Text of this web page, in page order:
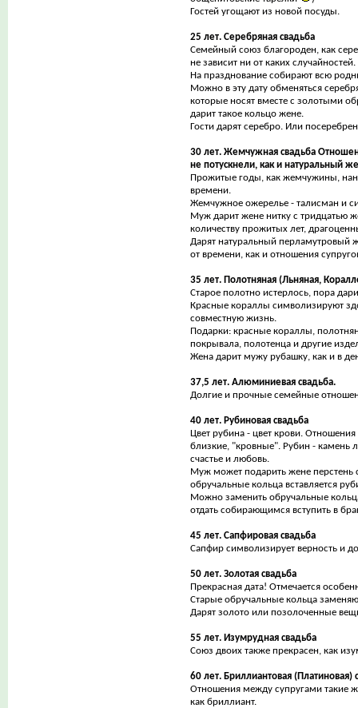
Гостей угощают из новой посуды.
25 лет. Серебряная свадьба
Семейный союз благороден, как
не зависит ни от каких случайностей.
На празднование собирают всю
Можно в эту дату обменяться
которые носят вместе с золотыми
дарит такое кольцо жене.
Гости дарят серебро. Или
30 лет. Жемчужная свадьба
не потускнели, как и натуральный
Прожитые годы, как жемчужины,
времени.
Жемчужное ожерелье - талисман и
Муж дарит жене нитку с тридцатью
количеству прожитых лет,
Дарят натуральный перламутровый
от времени, как и отношения
35 лет. Полотняная (Льняная,
Старое полотно истерлось, пора
Красные кораллы символизируют
совместную жизнь.
Подарки: красные кораллы,
покрывала, полотенца и другие
Жена дарит мужу рубашку, как и в
37,5 лет. Алюминиевая свадьба.
Долгие и прочные семейные
40 лет. Рубиновая свадьба
Цвет рубина - цвет крови.
близкие, "кровные". Рубин - камень
счастье и любовь.
Муж может подарить жене перстень
обручальные кольца вставляется
Можно заменить обручальные
отдать собирающимся вступить в
45 лет. Сапфировая свадьба
Сапфир символизирует верность и
50 лет. Золотая свадьба
Прекрасная дата! Отмечается
Старые обручальные кольца
Дарят золото или позолоченные
55 лет. Изумрудная свадьба
Союз двоих также прекрасен, как
60 лет. Бриллиантовая (Платиновая)
Отношения между супругами такие
как бриллиант.